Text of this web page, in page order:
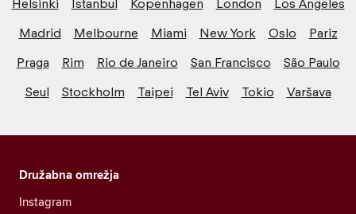
Helsinki
Istanbul Kopenhagen London
Los Angeles
Madrid
Melbourne Miami New York Oslo
Pariz
Praga
Rim Rio de Janeiro San Francisco
São Paulo
Seul
Stockholm Taipei Tel Aviv Tokio Varšava
Družabna omrežja
Instagram